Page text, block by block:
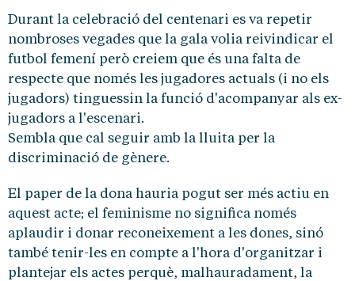
Durant la celebració del centenari es va repetir
nombroses vegades que la gala volia reivindicar el
futbol femení però creiem que és una falta de
respecte que només les jugadores actuals (i no els
jugadors) tinguessin la funció d'acompanyar als ex-
jugadors a l'escenari.
Sembla que cal seguir amb la lluita per la
discriminació de gènere.
El paper de la dona hauria pogut ser més actiu en
aquest acte; el feminisme no significa només
aplaudir i donar reconeixement a les dones, sinó
també tenir-les en compte a l'hora d'organitzar i
plantejar els actes perquè, malhauradament, la